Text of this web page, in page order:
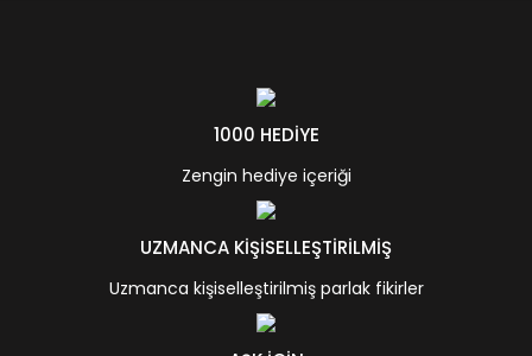
1000 HEDİYE
Zengin hediye içeriği
UZMANCA KİŞİSELLEŞTİRİLMİŞ
Uzmanca kişiselleştirilmiş parlak fikirler